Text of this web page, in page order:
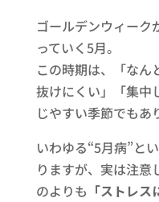
ゴールデンウィーク
っていく5月。
この時期は、「なん
抜けにくい」「集中
じやすい季節でもあ
いわゆる“5月病”と
りますが、実は注意
のよりも 「ストレ